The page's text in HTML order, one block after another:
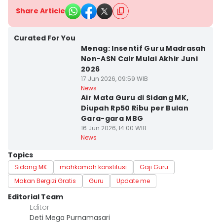
Share Article
Curated For You
Menag: Insentif Guru Madrasah
Non-ASN Cair Mulai Akhir Juni
2026
17 Jun 2026, 09:59 WIB
News
Air Mata Guru di Sidang MK,
Diupah Rp50 Ribu per Bulan
Gara-gara MBG
16 Jun 2026, 14:00 WIB
News
Topics
Sidang MK mahkamah konstitusi
Gaji Guru
Makan Bergizi Gratis
Guru Update me
Editorial Team
Editor
Deti Mega Purnamasari